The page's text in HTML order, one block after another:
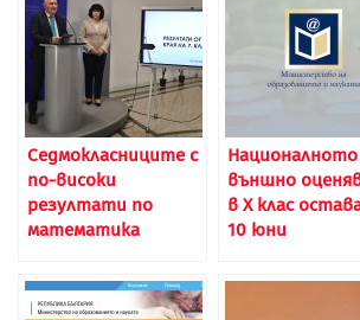
Седмокласниците с
по-високи
резултати по
математика
Националното
външно
в X клас
10 юни